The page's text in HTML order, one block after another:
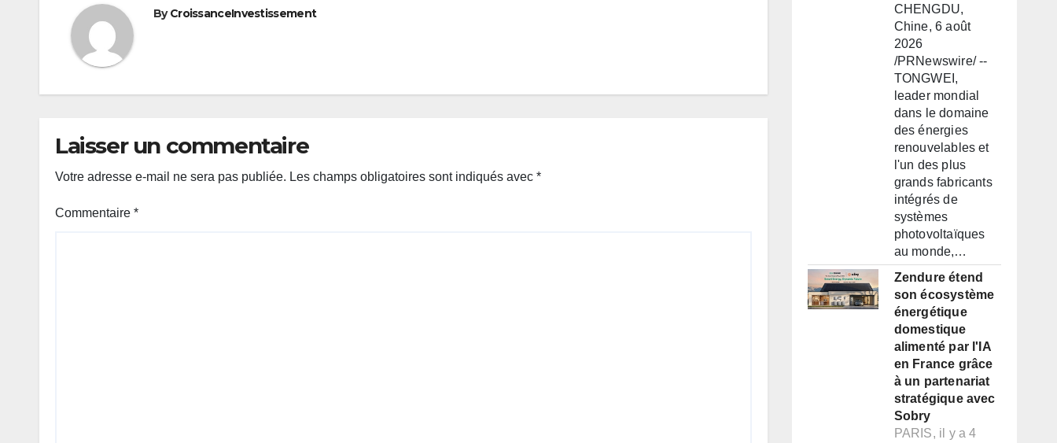
ByCroissanceInvestissement
Laisser un commentaire
Votre adresse e-mail ne sera pas publiée. Les champs obligatoires sont indiqués avec *
Commentaire *
CHENGDU,
Chine, 6 août
2026
/PRNewswire/ --
TONGWEI,
leader mondial
dans le domaine
des énergies
renouvelables et
l'un des plus
grands fabricants
intégrés de
systèmes
photovoltaïques
au monde,…
Zendure étend
son écosystème
énergétique
domestique
alimenté par l'IA
en France grâce
à un partenariat
stratégique avec
Sobry
PARIS, il y a 4